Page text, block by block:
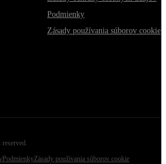
Podmienky
Zásady používania súborov cookie
PodmienkyZásady používania súborov cookie